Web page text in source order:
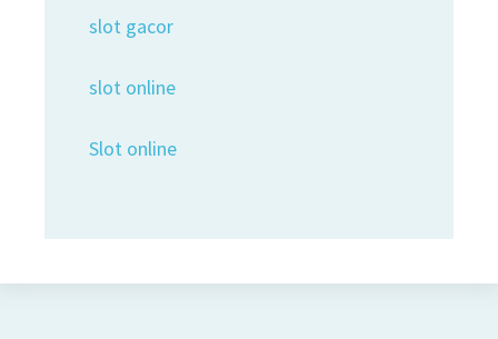
slot gacor
slot online
Slot online